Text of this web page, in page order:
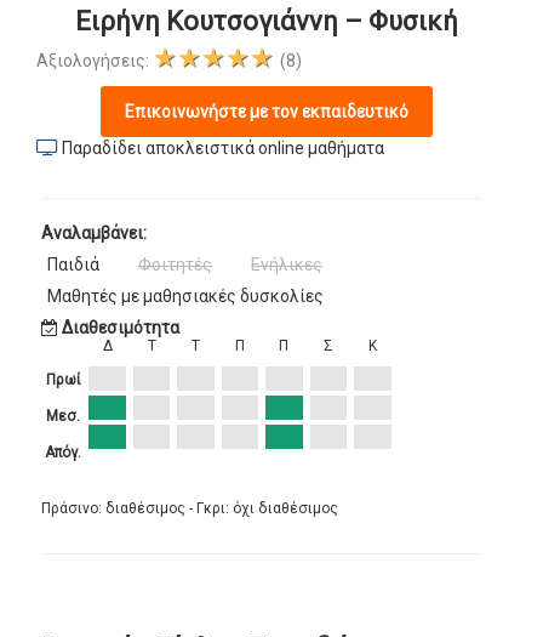
Ειρήνη Κουτσογιάννη – Φυσική
Αξιολογήσεις: ★★★★★ (8)
Επικοινωνήστε με τον εκπαιδευτικό
Παραδίδει αποκλειστικά online μαθήματα
Αναλαμβάνει:
Παιδιά
Φοιτητές
Ενήλικες
Μαθητές με μαθησιακές δυσκολίες
Διαθεσιμότητα
Πρωί
Μεσ.
Απόγ.
Δ Τ Τ Π Π Σ Κ
Πράσινο: διαθέσιμος - Γκρι: όχι διαθέσιμος